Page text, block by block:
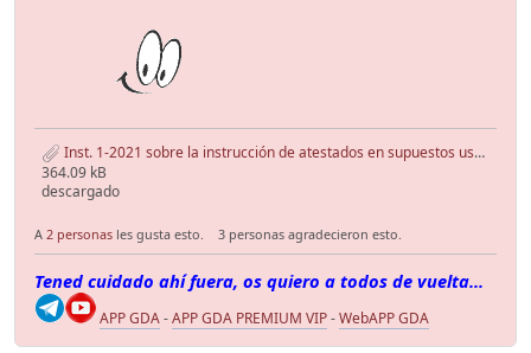
Inst. 1-2021 sobre la instrucción de atestados en supuestos uso bicis y VMP.pdf
364.09 kB
descargado
A 2 personas les gusta esto. 3 personas agradecieron esto.
Tened cuidado ahí fuera, os quiero a todos de vuelta...
APP GDA-APP GDA PREMIUM VIP-WebAPP GDA